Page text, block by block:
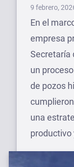
Publicado
el
9 febrero,
En el
empresa
Secretaría
un
de pozos
una
productivo